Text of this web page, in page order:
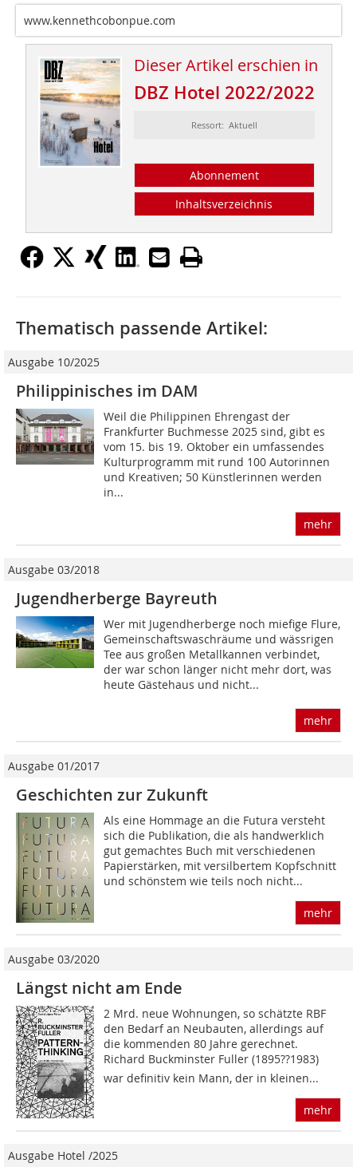
www.kennethcobonpue.com
Dieser Artikel erschien in
DBZ Hotel 2022/2022
Ressort: Aktuell
Abonnement
Inhaltsverzeichnis
Thematisch passende Artikel:
Ausgabe 10/2025
Philippinisches im DAM
Weil die Philippinen Ehrengast der
Frankfurter Buchmesse 2025 sind, gibt es
vom 15. bis 19. Oktober ein umfassendes
Kulturprogramm mit rund 100 Autorinnen
und Kreativen; 50 Künstlerinnen werden
in...
mehr
Ausgabe 03/2018
Jugendherberge Bayreuth
Wer mit Jugendherberge noch miefige Flure,
Gemeinschaftswaschräume und wässrigen
Tee aus großen Metallkannen verbindet,
der war schon länger nicht mehr dort, was
heute Gästehaus und nicht...
mehr
Ausgabe 01/2017
Geschichten zur Zukunft
Als eine Hommage an die Futura versteht
sich die Publikation, die als handwerklich
gut gemachtes Buch mit verschiedenen
Papierstärken, mit versilbertem Kopfschnitt
und schönstem wie teils noch nicht...
mehr
Ausgabe 03/2020
Längst nicht am Ende
2 Mrd. neue Wohnungen, so schätzte RBF
den Bedarf an Neubauten, allerdings auf
die kommenden 80 Jahre gerechnet.
Richard Buckminster Fuller (1895??1983)
war definitiv kein Mann, der in kleinen...
mehr
Ausgabe Hotel /2025